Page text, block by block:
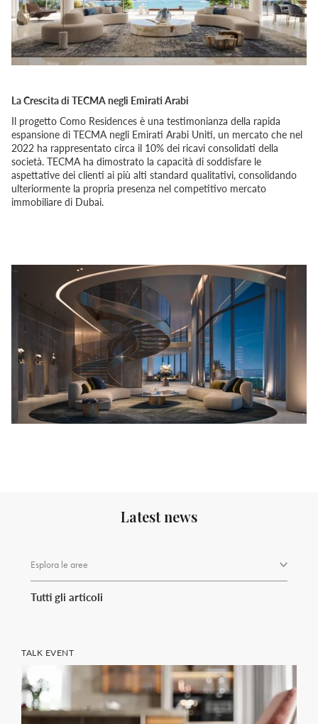
La Crescita di TECMA negli Emirati Arabi
Il progetto Como Residences è una testimonianza della rapida
espansione di TECMA negli Emirati Arabi Uniti, un mercato che nel
2022 ha rappresentato circa il 10% dei ricavi consolidati della
società. TECMA ha dimostrato la capacità di soddisfare le
aspettative dei clienti ai più alti standard qualitativi, consolidando
ulteriormente la propria presenza nel competitivo mercato
immobiliare di Dubai.
Latest news
Esplora le aree
Tutti gli articoli
TALK EVENT